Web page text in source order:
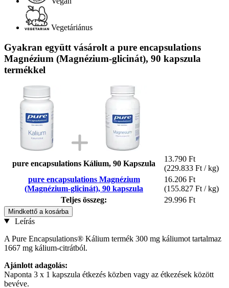
Vegetáriánus
Gyakran együtt vásárolt a pure encapsulations
Magnézium (Magnézium-glicinát), 90 kapszula
termékkel
pure encapsulations Kálium, 90 Kapszula
13.790 Ft
(229.833 Ft / kg)
pure encapsulations Magnézium
(Magnézium-glicinát), 90 kapszula
16.206 Ft
(155.827 Ft / kg)
Teljes összeg:
29.996 Ft
Mindkettő a kosárba
Leírás
A Pure Encapsulations® Kálium termék 300 mg káliumot tartalmaz
1667 mg kálium-citrátból.
Ajánlott adagolás:
Naponta 3 x 1 kapszula étkezés közben vagy az étkezések között
bevéve.